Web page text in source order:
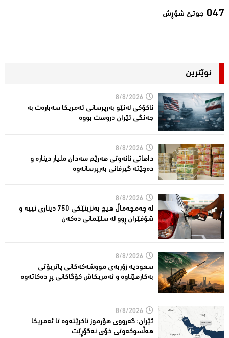
جوتێ شۆڕش‌
نوێترین
8/8/2026
ناكۆكی لەنێو بەرپرسانى ئەمریكا سەبارەت بە
جەنگی ئێران دروست بووە
8/8/2026
داهاتی نانەوتی هەرێم سەدان ملیار دینارە و
دەچێتە گیرفانی بەرپرسانەوە
8/8/2026
لە چەمچەماڵ هیچ بەنزینێکى 750 دیناری نییە و
شۆفێران ڕوو لە سلێمانى دەکەن
8/8/2026
سعودیە زۆربەی مووشەكەكانی پاتریۆتی
بەكارهێناوە و ئەمریكاش كۆگاكانی پڕ دەكاتەوە
8/8/2026
ئێران: گەرووی هۆرموز ناكرێتەوە تا ئەمریكا
هەڵسوكەوتی خۆی نەگۆڕێت